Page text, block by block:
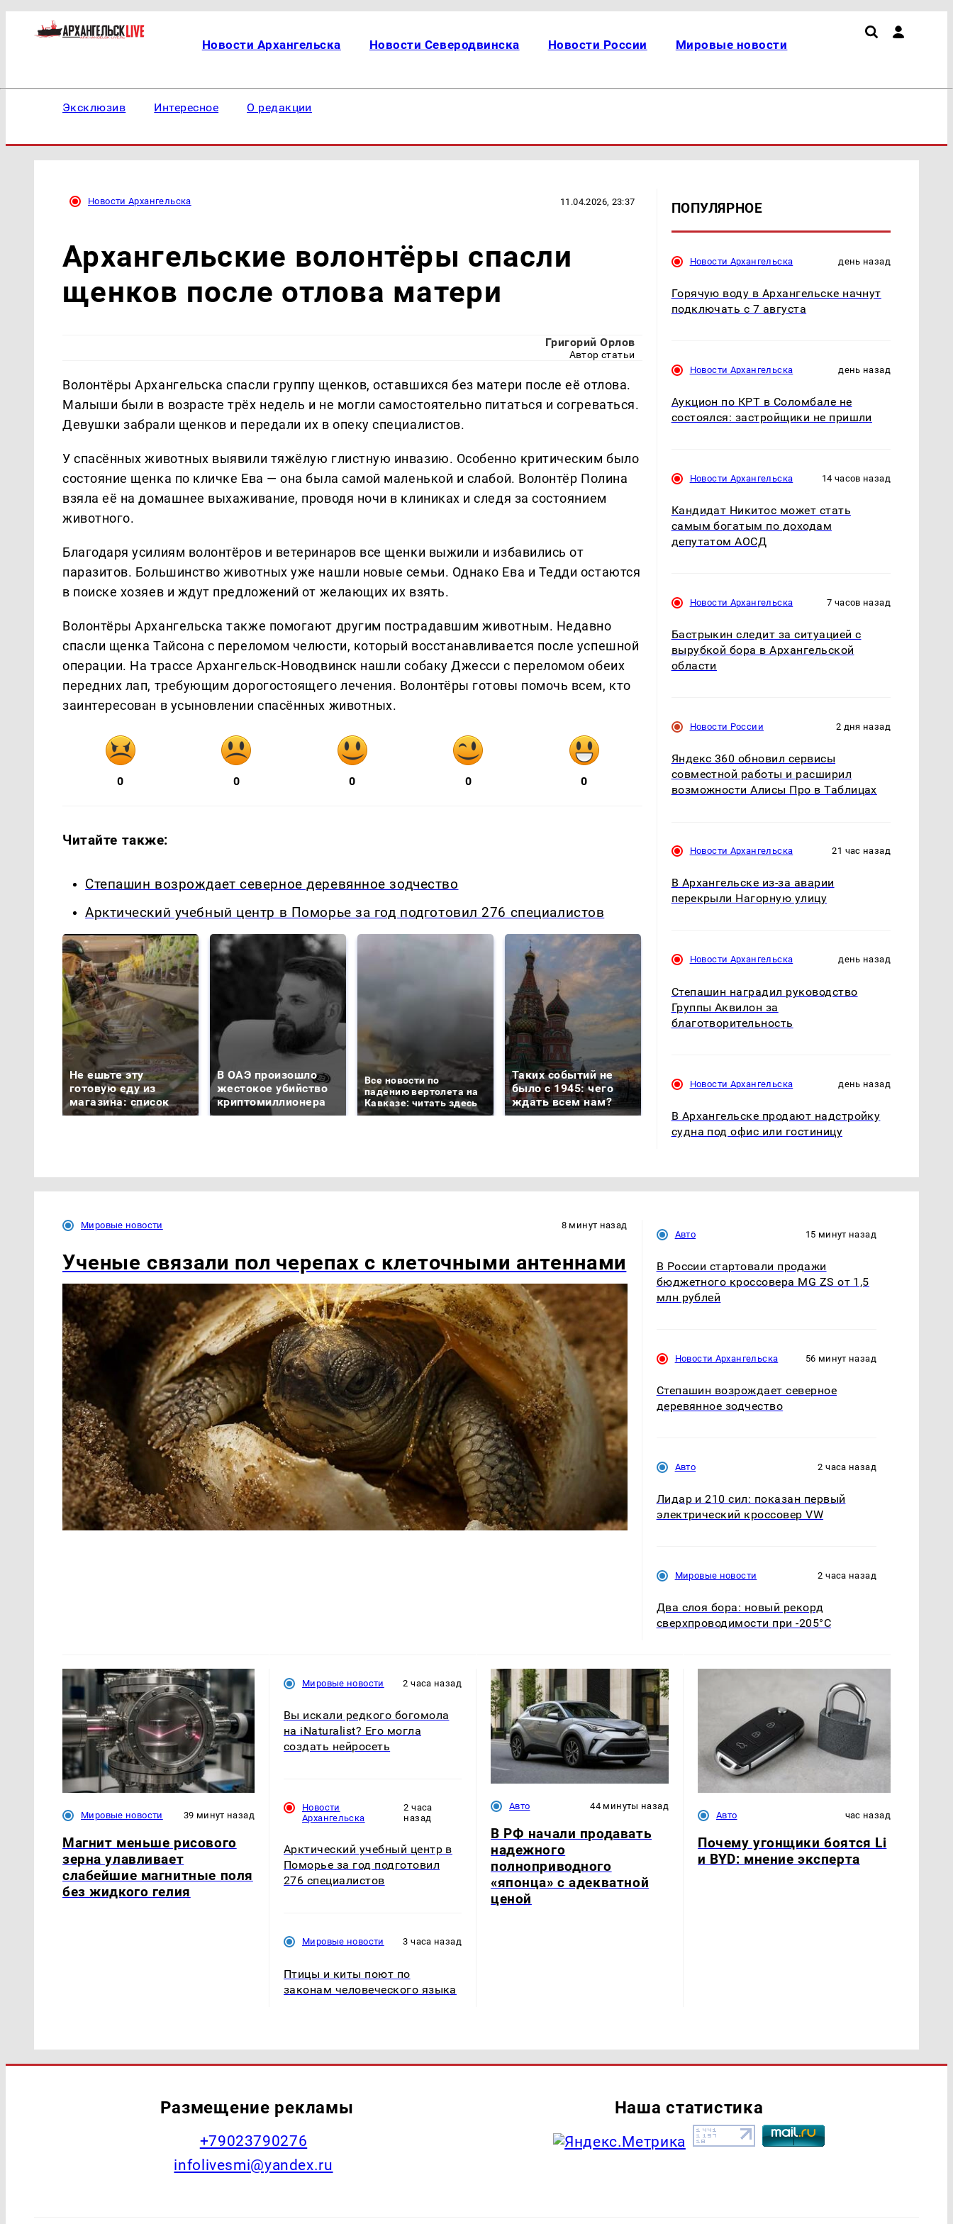
Новости Архангельска Новости Северодвинска Новости России Мировые новости
Эксклюзив Интересное О редакции
Новости Архангельска 11.04.2026, 23:37
Архангельские волонтёры спасли
щенков после отлова матери
Григорий Орлов
Автор статьи
Волонтёры Архангельска спасли группу щенков, оставшихся без матери после её отлова.
Малыши были в возрасте трёх недель и не могли самостоятельно питаться и согреваться.
Девушки забрали щенков и передали их в опеку специалистов.
У спасённых животных выявили тяжёлую глистную инвазию. Особенно критическим было
состояние щенка по кличке Ева — она была самой маленькой и слабой. Волонтёр Полина
взяла её на домашнее выхаживание, проводя ночи в клиниках и следя за состоянием
животного.
Благодаря усилиям волонтёров и ветеринаров все щенки выжили и избавились от
паразитов. Большинство животных уже нашли новые семьи. Однако Ева и Тедди остаются
в поиске хозяев и ждут предложений от желающих их взять.
Волонтёры Архангельска также помогают другим пострадавшим животным. Недавно
спасли щенка Тайсона с переломом челюсти, который восстанавливается после успешной
операции. На трассе Архангельск-Новодвинск нашли собаку Джесси с переломом обеих
передних лап, требующим дорогостоящего лечения. Волонтёры готовы помочь всем, кто
заинтересован в усыновлении спасённых животных.
0 0 0 0 0
Читайте также:
Степашин возрождает северное деревянное зодчество
Арктический учебный центр в Поморье за год подготовил 276 специалистов
Не ешьте эту
готовую еду из
магазина: список
В ОАЭ произошло
жестокое убийство
криптомиллионера
Все новости по
падению вертолета на
Кавказе: читать здесь
Таких событий не
было с 1945: чего
ждать всем нам?
В магазинах России
ажиотаж из-за этого
машину напали и
ПОПУЛЯРНОЕ
Новости Архангельска день назад
Горячую воду в Архангельске начнут
подключать с 7 августа
Новости Архангельска день назад
Аукцион по КРТ в Соломбале не
состоялся: застройщики не пришли
Новости Архангельска 14 часов назад
Кандидат Никитос может стать
самым богатым по доходам
депутатом АОСД
Новости Архангельска 7 часов назад
Бастрыкин следит за ситуацией с
вырубкой бора в Архангельской
области
Новости России 2 дня назад
Яндекс 360 обновил сервисы
совместной работы и расширил
возможности Алисы Про в Таблицах
Новости Архангельска 21 час назад
В Архангельске из-за аварии
перекрыли Нагорную улицу
Новости Архангельска день назад
Степашин наградил руководство
Группы Аквилон за
благотворительность
Новости Архангельска день назад
В Архангельске продают надстройку
судна под офис или гостиницу
Мировые новости 8 минут назад
Ученые связали пол черепах с клеточными антеннами
Авто 15 минут назад
В России стартовали продажи
бюджетного кроссовера MG ZS от 1,5
млн рублей
Новости Архангельска 56 минут назад
Степашин возрождает северное
деревянное зодчество
Авто 2 часа назад
Лидар и 210 сил: показан первый
электрический кроссовер VW
Мировые новости 2 часа назад
Два слоя бора: новый рекорд
сверхпроводимости при -205°C
Мировые новости 39 минут назад
Магнит меньше рисового
зерна улавливает
слабейшие магнитные поля
без жидкого гелия
Мировые новости 2 часа назад
Вы искали редкого богомола
на iNaturalist? Его могла
создать нейросеть
Новости
Архангельска
2 часа
назад
Арктический учебный центр в
Поморье за год подготовил
276 специалистов
Мировые новости 3 часа назад
Птицы и киты поют по
законам человеческого языка
Авто 44 минуты назад
В РФ начали продавать
надежного
полноприводного
«японца» с адекватной
ценой
Авто час назад
Почему угонщики боятся Li
и BYD: мнение эксперта
Размещение рекламы
+79023790276
infolivesmi@yandex.ru
Наша статистика